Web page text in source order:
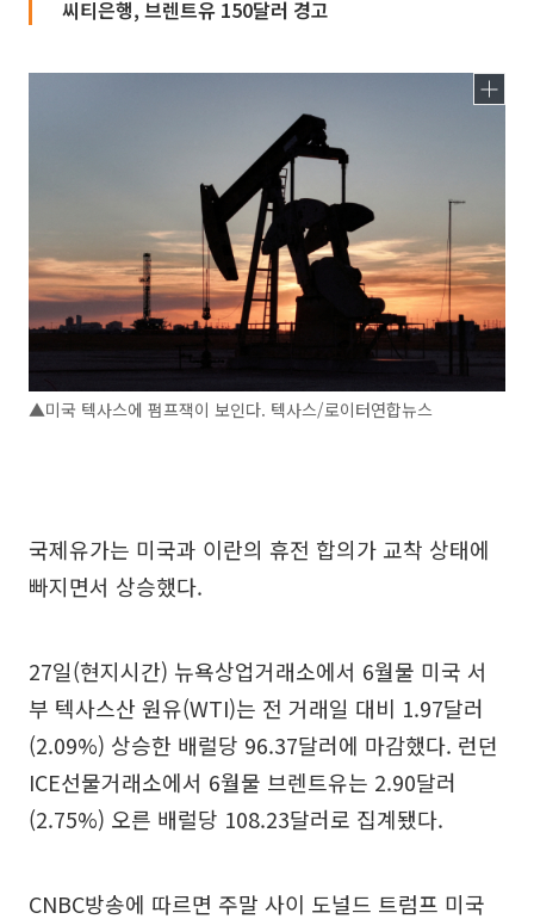
씨티은행, 브렌트유 150달러 경고
▲미국 텍사스에 펌프잭이 보인다. 텍사스/로이터연합뉴스
국제유가는 미국과 이란의 휴전 합의가 교착 상태에
빠지면서 상승했다.
27일(현지시간) 뉴욕상업거래소에서 6월물 미국 서
부 텍사스산 원유(WTI)는 전 거래일 대비 1.97달러
(2.09%) 상승한 배럴당 96.37달러에 마감했다. 런던
ICE선물거래소에서 6월물 브렌트유는 2.90달러
(2.75%) 오른 배럴당 108.23달러로 집계됐다.
CNBC방송에 따르면 주말 사이 도널드 트럼프 미국